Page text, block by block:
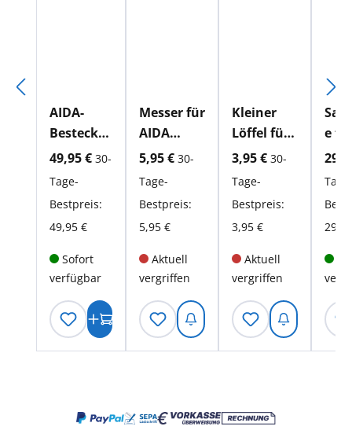
AIDA-
Besteckst
änder
separat
aktueller Preis:
49,95 € 30-
Tage-
Bestpreis:
49,95 €
Sofort
verfügbar
Messer für
AIDA
Besteckst
änder
aktueller Preis:
5,95 € 30-
Tage-
Bestpreis:
5,95 €
Aktuell
vergriffen
Kleiner
Löffel für
AIDA
Besteckst
aktueller Preis:
3,95 € 30-
Tage-
Bestpreis:
3,95 €
Aktuell
vergriffen
e